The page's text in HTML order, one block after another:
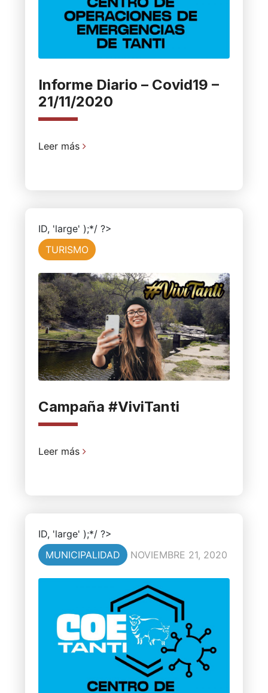
Informe Diario – Covid19 –
21/11/2020
Leer más
ID, 'large' );*/ ?>
TURISMO
Campaña #ViviTanti
Leer más
ID, 'large' );*/ ?>
MUNICIPALIDAD
NOVIEMBRE 21, 2020